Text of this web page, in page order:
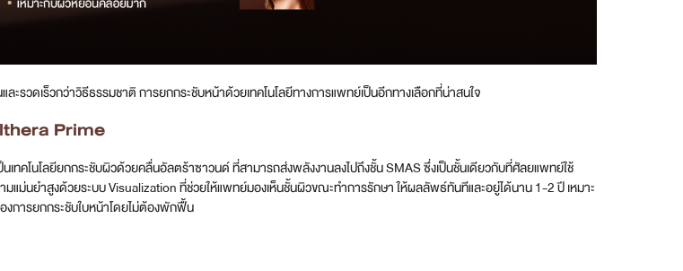
รวดเร็วกว่าวิธีธรรมชาติ การยกกระชับหน้าด้วยเทคโนโลยีทางการแพทย์เป็นอีกทางเลือกที่น่าสนใจ
Prime
นเทคโนโลยียกกระชับผิวด้วยคลื่นอัลตร้าซาวนด์ ที่สามารถส่งพลังงานลงไปถึงชั้น SMAS ซึ่งเป็นชั้นเดียวกับที่ศัลยแพทย์ใช้
แม่นยำสูงด้วยระบบ Visualization ที่ช่วยให้แพทย์มองเห็นชั้นผิวขณะทำการรักษา ให้ผลลัพธ์ทันทีและอยู่ได้นาน 1-2 ปี เหมาะ
ารยกกระชับใบหน้าโดยไม่ต้องพักฟื้น